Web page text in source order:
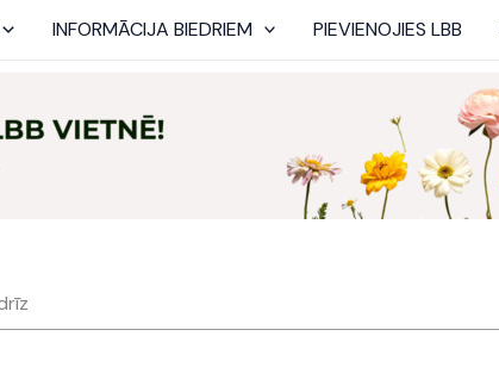
INFORMĀCIJA BIEDRIEM PIEVIENOJIES LBB